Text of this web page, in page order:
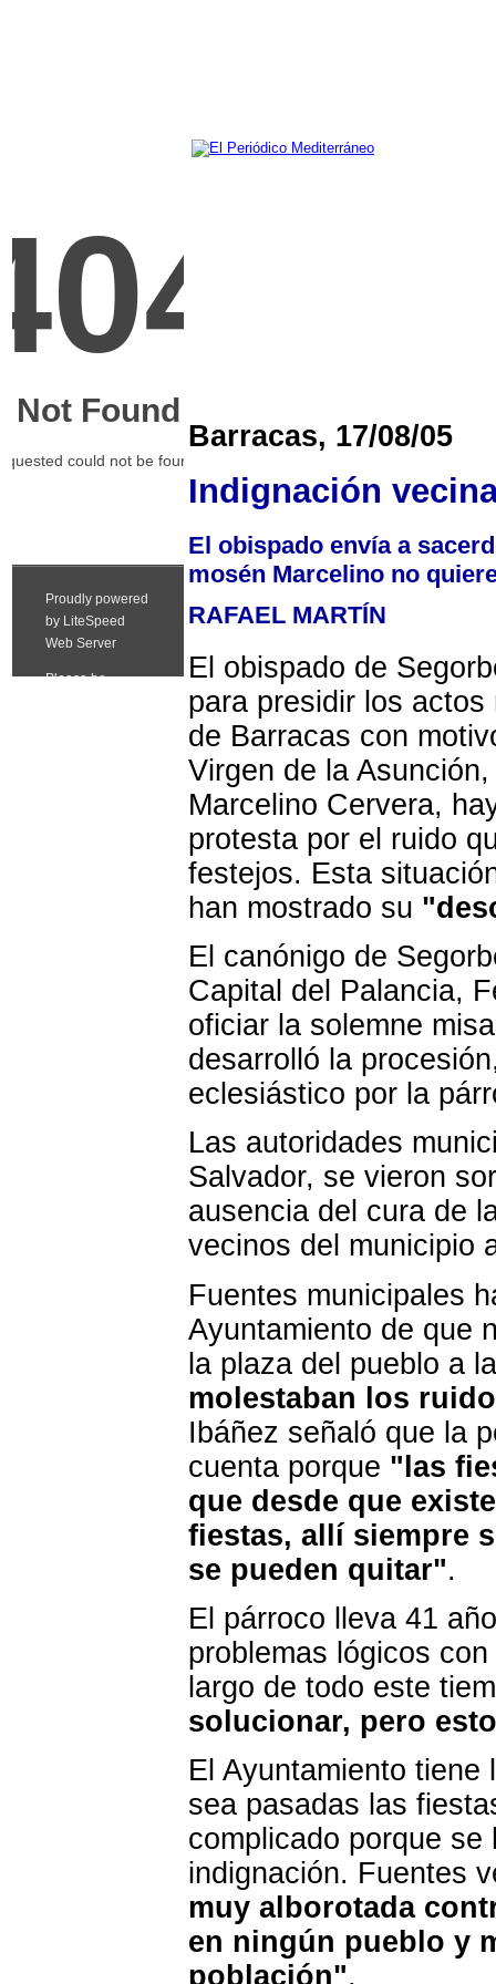
Barracas, 17/08/05
Indignación
El obispado envía a
mosén Marcelino no
RAFAEL MARTÍN
El obispado de
para presidir los
de Barracas con
Virgen de la
Marcelino Cervera,
protesta por el ruido
festejos. Esta
han mostrado su
El canónigo de
Capital del Palancia,
oficiar la solemne
desarrolló la
eclesiástico por la
Las autoridades
Salvador, se vieron
ausencia del cura de
vecinos del municipio
Fuentes municipales
Ayuntamiento de que
la plaza del pueblo a
molestaban los
Ibáñez señaló que la
cuenta porque "las
que desde que
fiestas, allí siempre
se pueden quitar".
El párroco lleva 41
problemas lógicos
largo de todo este
solucionar, pero
El Ayuntamiento
sea pasadas las
complicado porque
indignación. Fuentes
muy alborotada
en ningún pueblo y
población".